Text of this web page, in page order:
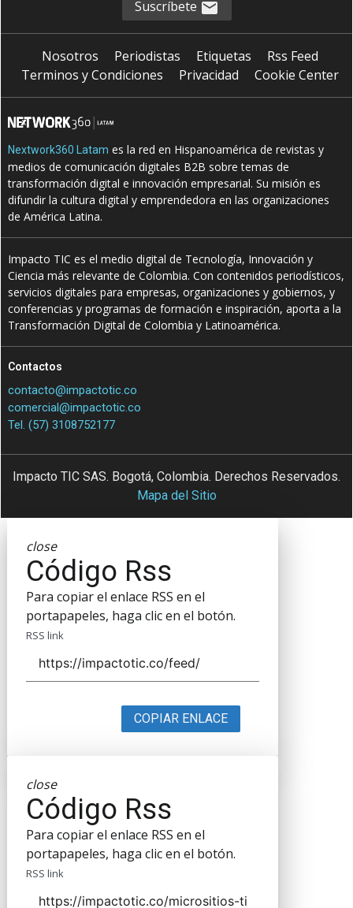
Suscríbete
Nosotros Periodistas Etiquetas
Rss Feed
Terminos y Condiciones
Privacidad Cookie Center
Nextwork360 Latam es la red en Hispanoamérica de revistas y
medios de comunicación digitales B2B sobre temas de
transformación digital e innovación empresarial. Su misión es
difundir la cultura digital y emprendedora en las organizaciones
de América Latina.
Impacto TIC es el medio digital de Tecnología, Innovación y
Ciencia más relevante de Colombia. Con contenidos periodísticos,
servicios digitales para empresas, organizaciones y gobiernos, y
conferencias y programas de formación e inspiración, aporta a la
Transformación Digital de Colombia y Latinoamérica.
Contactos
contacto@impactotic.co
comercial@impactotic.co
Tel. (57) 3108752177
Impacto TIC SAS. Bogotá, Colombia. Derechos Reservados.
Mapa del Sitio
close
Código Rss
Para copiar el enlace RSS en el
portapapeles, haga clic en el botón.
RSS link
COPIAR ENLACE
close
Código Rss
Para copiar el enlace RSS en el
portapapeles, haga clic en el botón.
RSS link